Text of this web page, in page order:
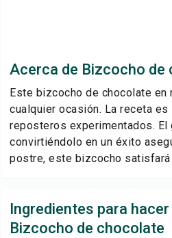
Acerca de Bizcocho de
Este bizcocho de chocolate
cualquier ocasión. La receta
reposteros experimentados. El
convirtiéndolo en un éxito
postre, este bizcocho
Ingredientes para hacer
Bizcocho de chocolate